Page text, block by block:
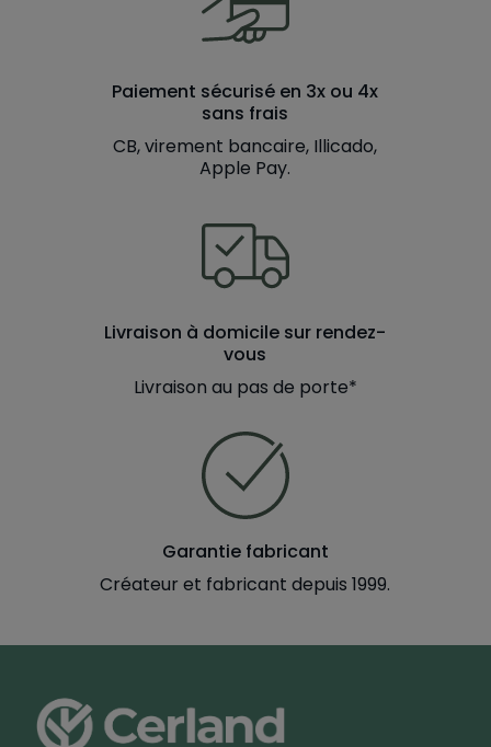
Paiement sécurisé en 3x ou 4x
sans frais
CB, virement bancaire, Illicado,
Apple Pay.
Livraison à domicile sur rendez-
vous
Livraison au pas de porte*
Garantie fabricant
Créateur et fabricant depuis 1999.